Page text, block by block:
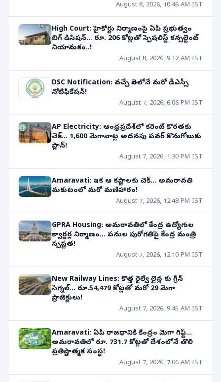
August 8, 2026, 10:46 AM IST
High Court: హైకోర్టు నిర్మాణంపై ఏపీ ప్రభుత్వం
బిగ్ డిసిషన్... రూ. 206 కోట్లతో స్పెషలిస్ట్ కన్సల్టెంట్
నియామకం..!
August 8, 2026, 9:12 AM IST
DSC Notification: వచ్చే నెలలోనే మరో డీఎస్సీ
నోటిఫికేషన్!
August 7, 2026, 6:06 PM IST
AP Electricity: ఆంధ్రప్రదేశ్‌లో కరెంట్ కొరతకు
చెక్... 1,600 మెగావాట్ల అదనపు పవర్ కొనుగోలుకు
ప్లాన్!
August 7, 2026, 1:30 PM IST
Amaravati: ఇక ఆ కష్టాలకు చెక్... అమరావతి
మకుటంలో మరో మణిహారం!
August 7, 2026, 12:48 PM IST
GPRA Housing: అమరావతిలో కేంద్ర ఉద్యోగుల
క్వార్టర్ల నిర్మాణం... పనుల పురోగతిపై కేంద్ర మంత్రి
స్పష్టత!
August 7, 2026, 12:10 PM IST
New Railway Lines: కొత్త రైల్వే లైన్ల కు గ్రీన్
సిగ్నల్... రూ.54,479 కోట్లతో మరో 29 మెగా
ప్రాజెక్టులు!
August 7, 2026, 9:45 AM IST
Amaravati: ఏపీ రాజధానికి కేంద్రం మెగా గిఫ్ట్...
అమరావతిలో రూ. 731.7 కోట్లతో దేశంలోనే తొలి
ప్రతిష్టాత్మక సంస్థ!
August 7, 2026, 7:06 AM IST